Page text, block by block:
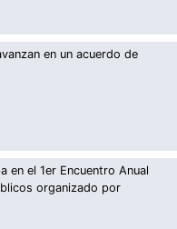
en un acuerdo de
en el 1er Encuentro Anual
organizado por